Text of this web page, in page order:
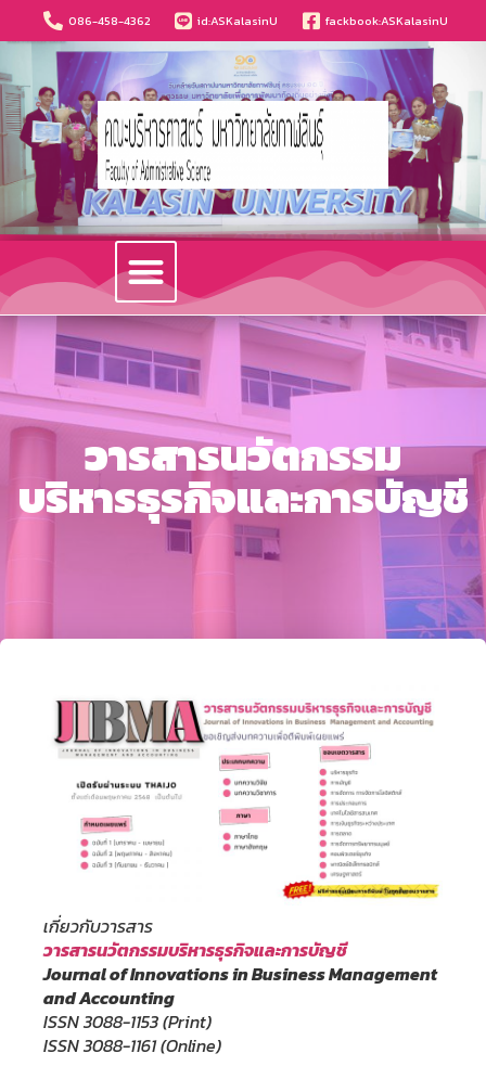
086-458-4362 id:ASKalasinU fackbook:ASKalasinU
วารสารนวัตกรรม
บริหารธุรกิจและการบัญชี
เกี่ยวกับวารสาร
วารสารนวัตกรรมบริหารธุรกิจและการบัญชี
Journal of Innovations in Business Management
and Accounting
ISSN 3088-1153 (Print)
ISSN 3088-1161 (Online)